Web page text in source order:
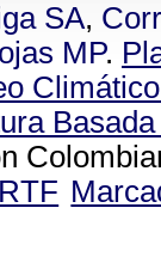
SA,
MP.
RTF